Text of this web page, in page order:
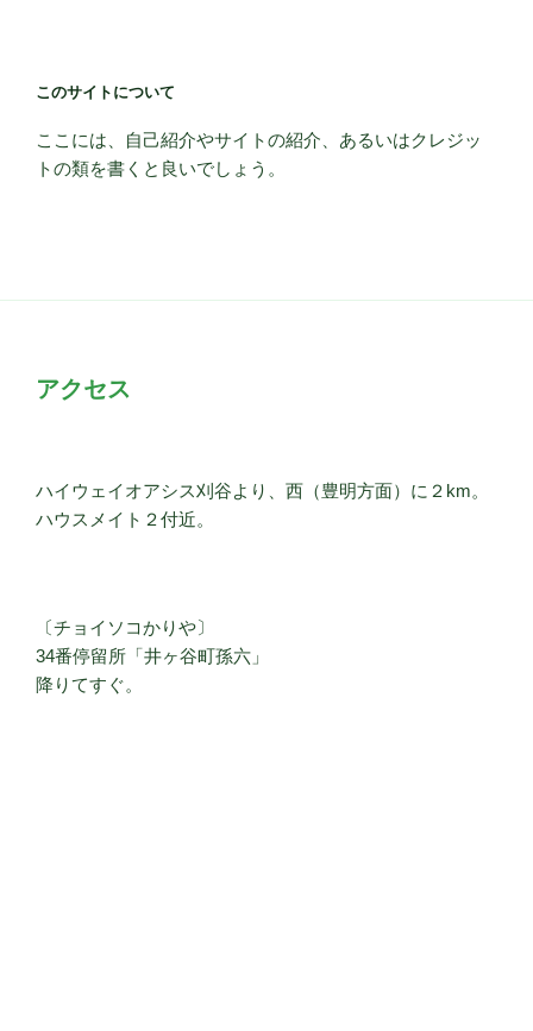
このサイトについて
ここには、自己紹介やサイトの紹介、あるいはクレジッ
トの類を書くと良いでしょう。
アクセス
ハイウェイオアシス刈谷より、西（豊明方面）に２km。
ハウスメイト２付近。
〔チョイソコかりや〕
34番停留所「井ヶ谷町孫六」
降りてすぐ。